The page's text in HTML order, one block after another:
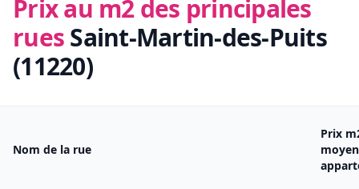
Prix au m2 des principales
ruesSaint-Martin-des-Puits
(11220)
Nom de la rue
Prix
moyen